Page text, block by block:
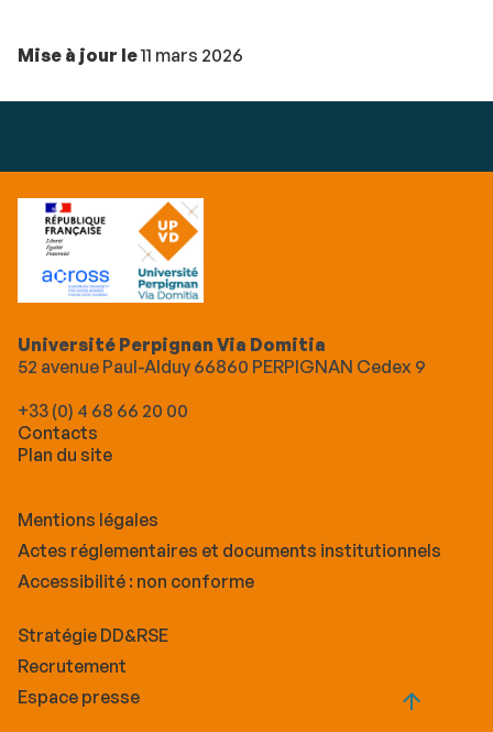
Mise à jour le11 mars 2026
Université Perpignan Via Domitia
52 avenue Paul-Alduy 66860 PERPIGNAN Cedex 9
+33 (0) 4 68 66 20 00
Contacts
Plan du site
Mentions légales
Actes réglementaires et documents institutionnels
Accessibilité : non conforme
Stratégie DD&RSE
Recrutement
Espace presse